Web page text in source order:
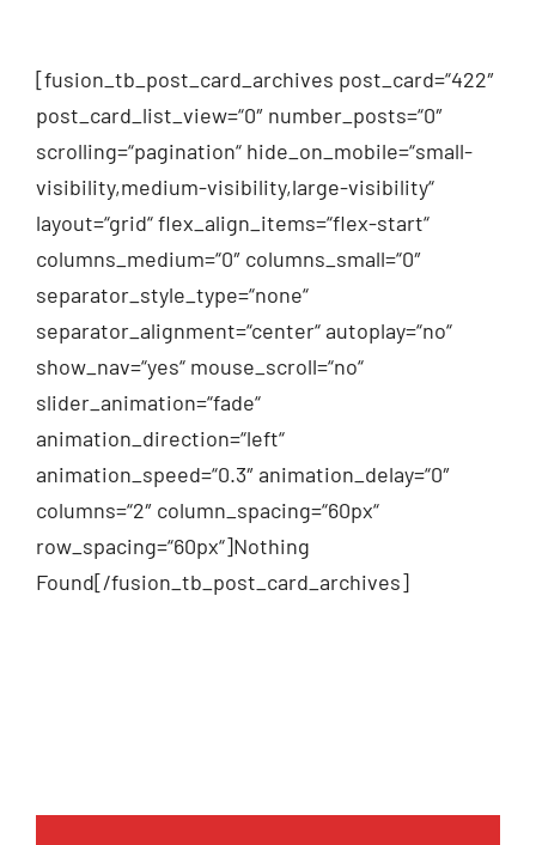
[fusion_tb_post_card_archives post_card=“422″
post_card_list_view=“0″ number_posts=“0″
scrolling=“pagination“ hide_on_mobile=“small-
visibility,medium-visibility,large-visibility“
layout=“grid“ flex_align_items=“flex-start“
columns_medium=“0″ columns_small=“0″
separator_style_type=“none“
separator_alignment=“center“ autoplay=“no“
show_nav=“yes“ mouse_scroll=“no“
slider_animation=“fade“
animation_direction=“left“
animation_speed=“0.3″ animation_delay=“0″
columns=“2″ column_spacing=“60px“
row_spacing=“60px“]Nothing
Found[/fusion_tb_post_card_archives]